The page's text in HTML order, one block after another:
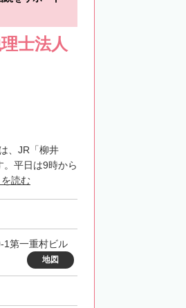
士法人
、JR「柳井
平日は9時から
読む
1第一重村ビル
地図